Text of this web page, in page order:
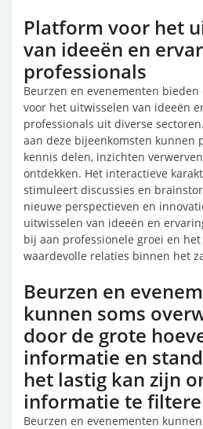
Platform voor het
van ideeën en
professionals
Beurzen en evenementen
voor het uitwisselen van ideeën
professionals uit diverse
aan deze bijeenkomsten kunnen
kennis delen, inzichten
ontdekken. Het interactieve
stimuleert discussies en
nieuwe perspectieven en
uitwisselen van ideeën en
bij aan professionele groei en
waardevolle relaties binnen het
Beurzen en
kunnen soms
door de grote
informatie en
het lastig kan zijn
informatie te
Beurzen en evenementen